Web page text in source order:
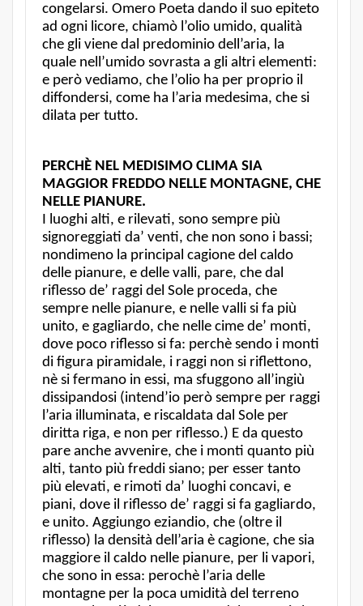
congelarsi. Omero Poeta dando il suo epiteto
ad ogni licore, chiamò l’olio umido, qualità
che gli viene dal predominio dell’aria, la
quale nell’umido sovrasta a gli altri elementi:
e però vediamo, che l’olio ha per proprio il
diffondersi, come ha l’aria medesima, che si
dilata per tutto.
PERCHÈ NEL MEDISIMO CLIMA SIA
MAGGIOR FREDDO NELLE MONTAGNE, CHE
NELLE PIANURE.
I luoghi alti, e rilevati, sono sempre più
signoreggiati da’ venti, che non sono i bassi;
nondimeno la principal cagione del caldo
delle pianure, e delle valli, pare, che dal
riflesso de’ raggi del Sole proceda, che
sempre nelle pianure, e nelle valli si fa più
unito, e gagliardo, che nelle cime de’ monti,
dove poco riflesso si fa: perchè sendo i monti
di figura piramidale, i raggi non si riflettono,
nè si fermano in essi, ma sfuggono all’ingiù
dissipandosi (intend’io però sempre per raggi
l’aria illuminata, e riscaldata dal Sole per
diritta riga, e non per riflesso.) E da questo
pare anche avvenire, che i monti quanto più
alti, tanto più freddi siano; per esser tanto
più elevati, e rimoti da’ luoghi concavi, e
piani, dove il riflesso de’ raggi si fa gagliardo,
e unito. Aggiungo eziandio, che (oltre il
riflesso) la densità dell’aria è cagione, che sia
maggiore il caldo nelle pianure, per li vapori,
che sono in essa: perochè l’aria delle
montagne per la poca umidità del terreno